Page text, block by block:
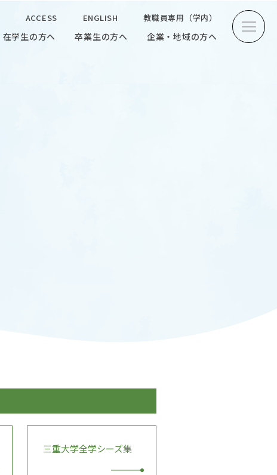
ACCESS ENGLISH 教職員専用（学内）
在学生の方へ 卒業生の方へ 企業・地域の方へ
FACULTY
ANPIC安否情報システム
三重大学全学シーズ集